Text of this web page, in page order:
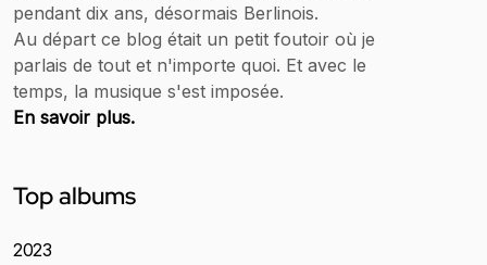
pendant dix ans, désormais Berlinois.
Au départ ce blog était un petit foutoir où je
parlais de tout et n'importe quoi. Et avec le
temps, la musique s'est imposée.
En savoir plus.
Top albums
2023